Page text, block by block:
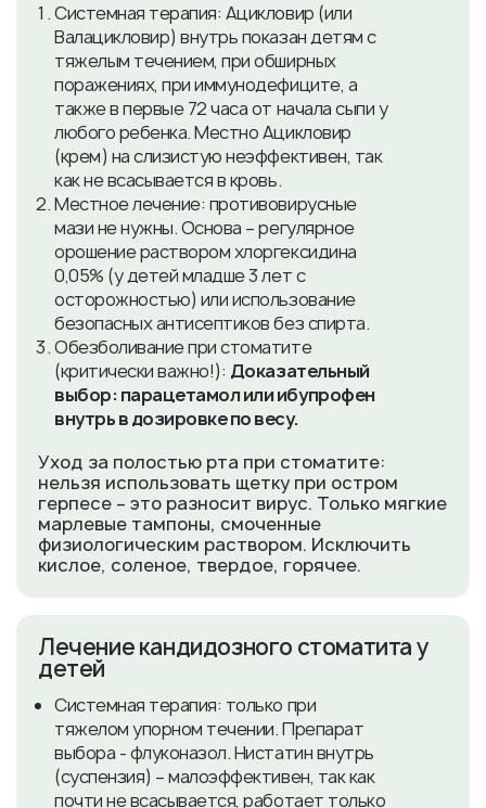
Системная терапия: Ацикловир (или
Валацикловир) внутрь показан детям с
тяжелым течением, при обширных
поражениях, при иммунодефиците, а
также в первые 72 часа от начала сыпи у
любого ребенка. Местно Ацикловир
(крем) на слизистую неэффективен, так
как не всасывается в кровь.
Местное лечение: противовирусные
мази не нужны. Основа – регулярное
орошение раствором хлоргексидина
0,05% (у детей младше 3 лет с
осторожностью) или использование
безопасных антисептиков без спирта.
Обезболивание при стоматите
(критически важно!): Доказательный
выбор: парацетамол или ибупрофен
внутрь в дозировке по весу.
Уход за полостью рта при стоматите:
нельзя использовать щетку при остром
герпесе – это разносит вирус. Только мягкие
марлевые тампоны, смоченные
физиологическим раствором. Исключить
кислое, соленое, твердое, горячее.
​Лечение кандидозного стоматита у
детей
Системная терапия: только при
тяжелом упорном течении. Препарат
выбора - флуконазол. Нистатин внутрь
(суспензия) – малоэффективен, так как
почти не всасывается, работает только